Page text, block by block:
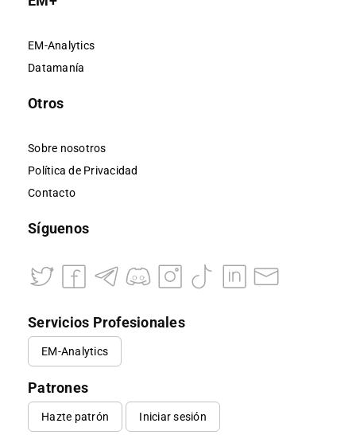
EM-Analytics
Datamanía
Otros
Sobre nosotros
Política de Privacidad
Contacto
Síguenos
Servicios Profesionales
EM-Analytics
Patrones
Hazte patrón Iniciar sesión